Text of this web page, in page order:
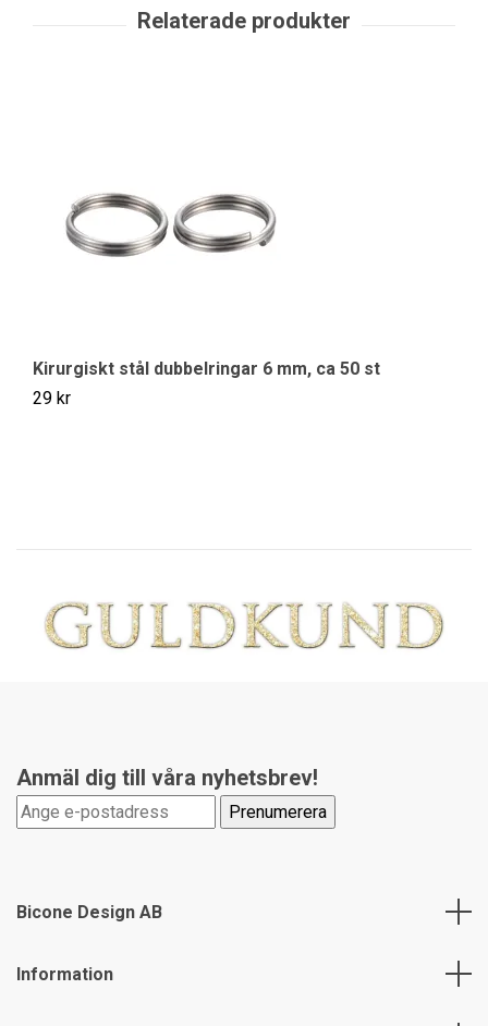
Kirurgiskt stål dubbelringar 6 mm, ca 50 st
29 kr
Anmäl dig till våra nyhetsbrev!
Bicone Design AB
Information